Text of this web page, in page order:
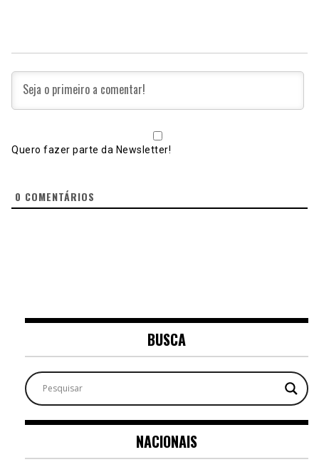
Quero fazer parte da Newsletter!
0 COMENTÁRIOS
BUSCA
NACIONAIS